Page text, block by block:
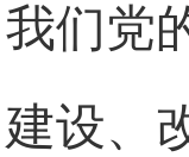
我们党
建设、